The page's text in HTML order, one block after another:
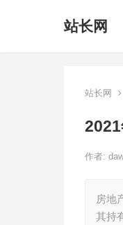
站长网
站长网
作者:
房地
其持